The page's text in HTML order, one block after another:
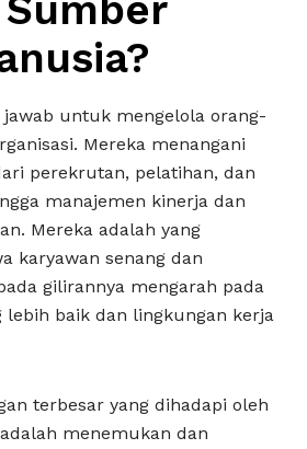
jawab untuk mengelola orang-
Mereka menangani
perekrutan, pelatihan, dan
manajemen kinerja dan
Mereka adalah yang
karyawan senang dan
gilirannya mengarah pada
lebih baik dan lingkungan kerja
terbesar yang dihadapi oleh
menemukan dan